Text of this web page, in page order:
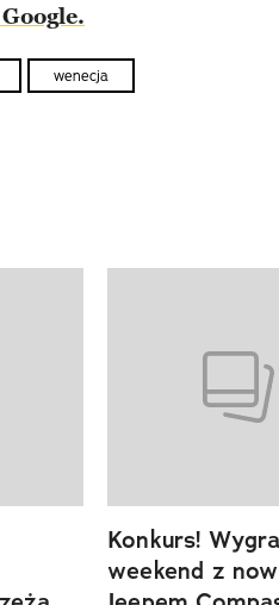
wenecja
Konkurs!
weekend z